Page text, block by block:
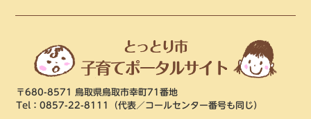
〒680-8571 鳥取県鳥取市幸町71番地
Tel：0857-22-8111
（代表／コールセンター番号も同じ）